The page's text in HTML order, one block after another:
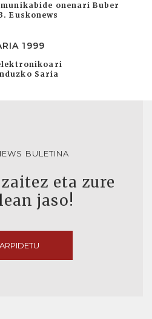
onenari Buber
Euskonews
1999
Saria
BULETINA
eta zure
jaso!